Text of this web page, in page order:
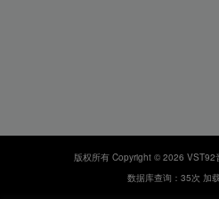
版权所有 Copyright © 2026 VST92
数据库查询：35次 加